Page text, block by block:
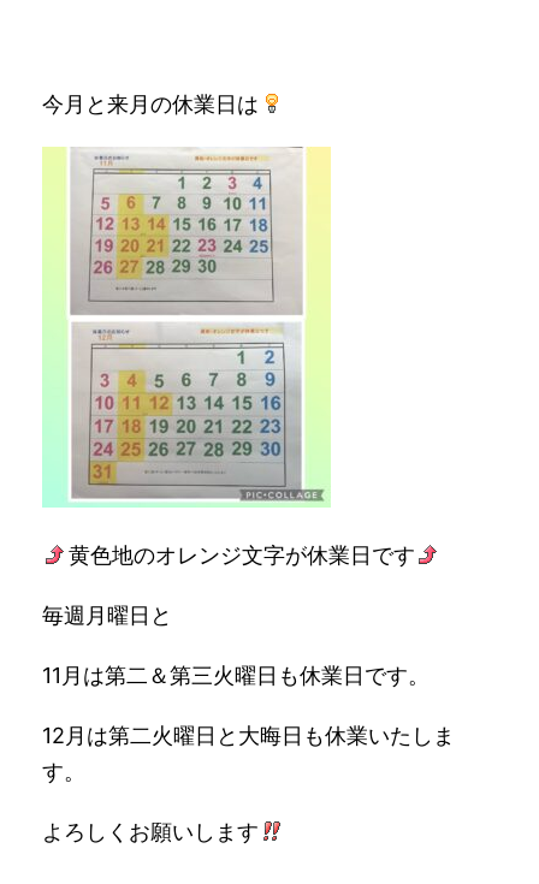
今月と来月の休業日は
黄色地のオレンジ文字が休業日です
毎週月曜日と
11月は第二＆第三火曜日も休業日です。
12月は第二火曜日と大晦日も休業いたしま
す。
よろしくお願いします